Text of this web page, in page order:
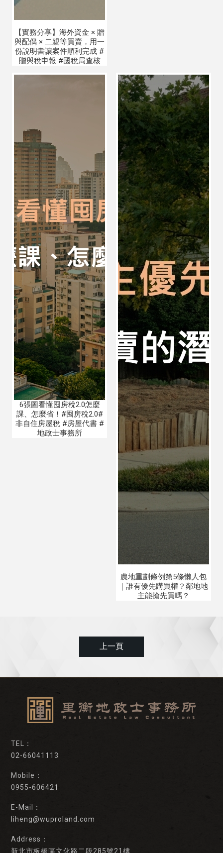
【實務分享】海外資金 × 贈
與配偶 × 二親等買賣，用一
份說明書讓案件順利完成 #
贈與稅申報 #國稅局查核
6張圖看懂囤房稅2.0怎麼
課、怎麼省！#囤房稅2.0#
非自住房屋稅 #房屋代書 #
地政士事務所
農地重劃條例第5條懶人包
｜誰有優先購買權？鄰地地
主能搶先買嗎？
上一頁
02-66041113
0955-606421
liheng@wuproland.com
新北市板橋區文化路二段285號21樓